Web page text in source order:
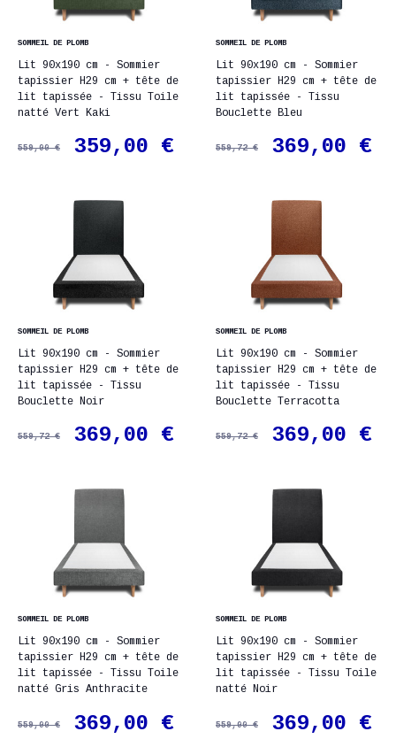
SOMMEIL DE PLOMB
Lit 90x190 cm - Sommier
tapissier H29 cm + tête de
lit tapissée - Tissu Toile
natté Vert Kaki
559,00 € 359,00 €
SOMMEIL DE PLOMB
Lit 90x190 cm - Sommier
tapissier H29 cm + tête de
lit tapissée - Tissu
Bouclette Bleu
559,72 € 369,00 €
SOMMEIL DE PLOMB
Lit 90x190 cm - Sommier
tapissier H29 cm + tête de
lit tapissée - Tissu
Bouclette Noir
559,72 € 369,00 €
SOMMEIL DE PLOMB
Lit 90x190 cm - Sommier
tapissier H29 cm + tête de
lit tapissée - Tissu
Bouclette Terracotta
559,72 € 369,00 €
SOMMEIL DE PLOMB
Lit 90x190 cm - Sommier
tapissier H29 cm + tête de
lit tapissée - Tissu Toile
natté Gris Anthracite
559,00 € 369,00 €
SOMMEIL DE PLOMB
Lit 90x190 cm - Sommier
tapissier H29 cm + tête de
lit tapissée - Tissu Toile
natté Noir
559,00 € 369,00 €